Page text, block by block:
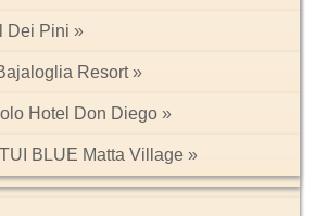
Dei Pini
Resort
Hotel Don Diego
BLUE Matta Village